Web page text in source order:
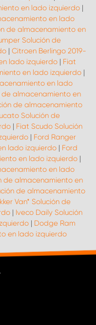
en lado izquierdo|
en lado
de almacenamiento en
Solución de
| Citroen Berlingo 2019-
lado izquierdo | Fiat
en lado izquierdo |
en lado
de almacenamiento en
de almacenamiento
Solución de
| Fiat Scudo Solución
| Ford Ranger
lado izquierdo| Ford
en lado izquierdo|
en lado
de almacenamiento en
de almacenamiento
Van* Solución de
| Iveco Daily Solución
| Dodge Ram
en lado izquierdo